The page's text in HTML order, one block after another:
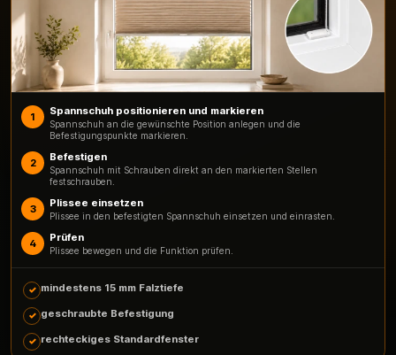
1 Spannschuh positionieren und markieren
Spannschuh an die gewünschte Position anlegen und die
Befestigungspunkte markieren.
2 Befestigen
Spannschuh mit Schrauben direkt an den markierten Stellen
festschrauben.
3 Plissee einsetzen
Plissee in den befestigten Spannschuh einsetzen und einrasten.
4 Prüfen
Plissee bewegen und die Funktion prüfen.
mindestens 15 mm Falztiefe
geschraubte Befestigung
rechteckiges Standardfenster